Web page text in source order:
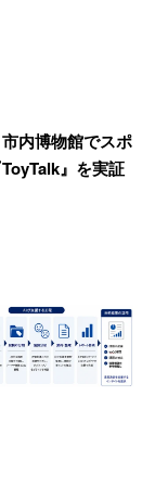
内博物館でスポ
』を実証